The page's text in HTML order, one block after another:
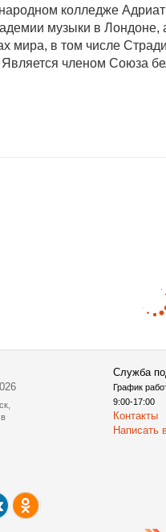
колледже
музыки в
мира, в том числе
членом Союза
Служба
График
9:00-17:00
Контакты
Написать